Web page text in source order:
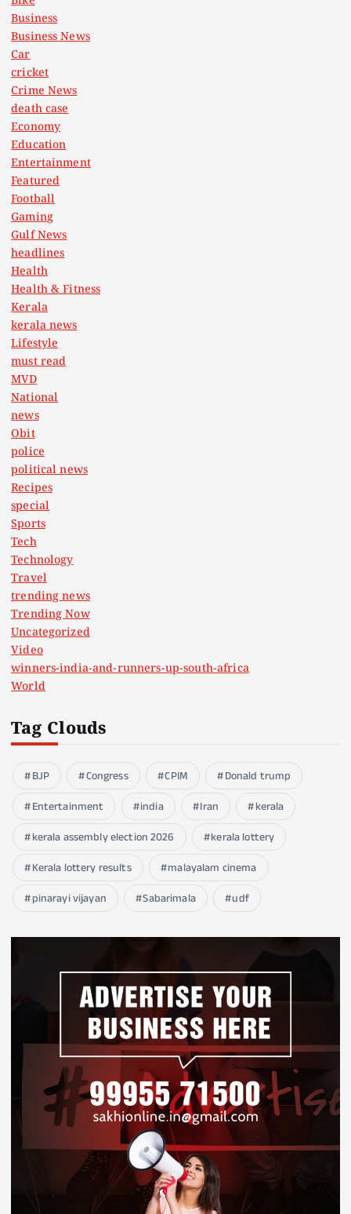
Business
Business News
Car
cricket
Crime News
death case
Economy
Education
Entertainment
Featured
Football
Gaming
Gulf News
headlines
Health
Health & Fitness
Kerala
kerala news
Lifestyle
must read
MVD
National
news
Obit
police
political news
Recipes
special
Sports
Tech
Technology
Travel
trending news
Trending Now
Uncategorized
Video
winners-india-and-runners-up-south-africa
World
Tag Clouds
BJP Congress CPIM
Donald trump
Entertainment
india Iran
kerala
kerala assembly election 2026
kerala lottery
Kerala lottery results
malayalam cinema
pinarayi vijayan
Sabarimala udf